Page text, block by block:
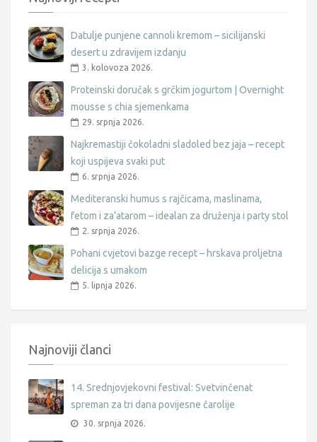
Datulje punjene cannoli kremom – sicilijanski
desert u zdravijem izdanju
3. kolovoza 2026.
Proteinski doručak s grčkim jogurtom | Overnight
mousse s chia sjemenkama
29. srpnja 2026.
Najkremastiji čokoladni sladoled bez jaja – recept
koji uspijeva svaki put
6. srpnja 2026.
Mediteranski humus s rajčicama, maslinama,
fetom i za’atarom – idealan za druženja i party stol
2. srpnja 2026.
Pohani cvjetovi bazge recept – hrskava proljetna
delicija s umakom
5. lipnja 2026.
Najnoviji članci
14. Srednjovjekovni festival: Svetvinčenat
spreman za tri dana povijesne čarolije
30. srpnja 2026.